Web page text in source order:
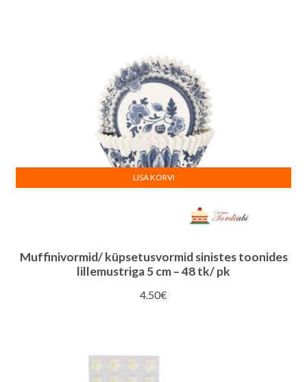
Muffinivormid/ küpsetusvormid sinistes toonides
lillemustriga 5 cm – 48 tk/ pk
4.50€
LISA KORVI